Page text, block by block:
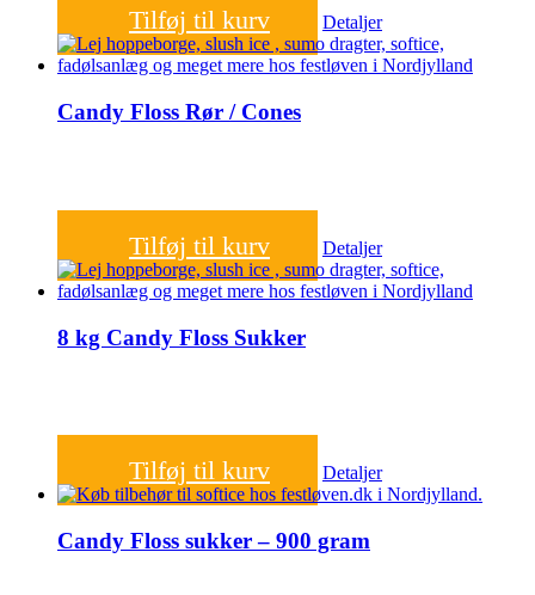
Tilføj til kurv Detaljer
Candy Floss Rør / Cones
Tilføj til kurv Detaljer
8 kg Candy Floss Sukker
Tilføj til kurv Detaljer
Candy Floss sukker – 900 gram